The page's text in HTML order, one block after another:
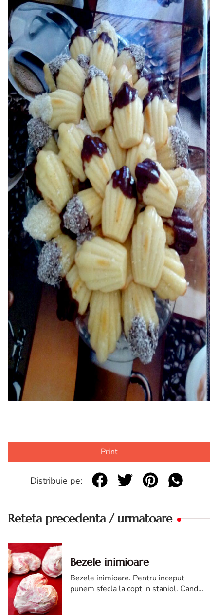
Print
Distribuie pe:
Reteta precedenta / urmatoare
Bezele inimioare
Bezele inimioare. Pentru inceput
punem sfecla la copt in staniol. Cand